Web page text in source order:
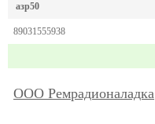
азр50
89031555938
ООО Ремрадионаладка